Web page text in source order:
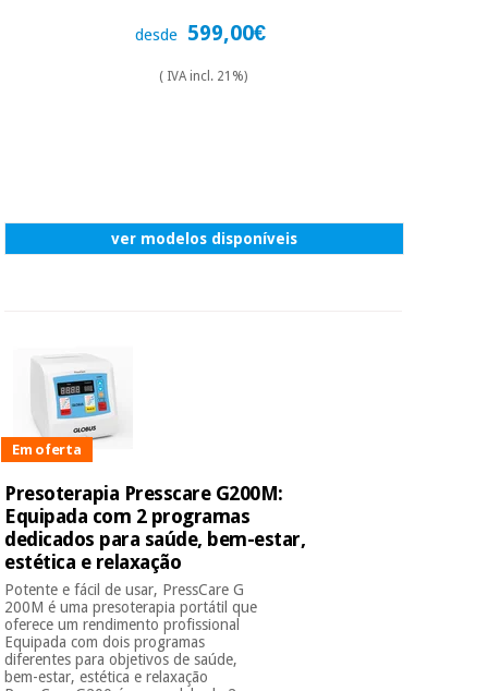
desde 599,00€
( IVA incl. 21%)
ver modelos disponíveis
Em oferta
Presoterapia Presscare G200M:
Equipada com 2 programas
dedicados para saúde, bem-estar,
estética e relaxação
Potente e fácil de usar, PressCare G
200M é uma presoterapia portátil que
oferece um rendimento profissional
Equipada com dois programas
diferentes para objetivos de saúde,
bem-estar, estética e relaxação